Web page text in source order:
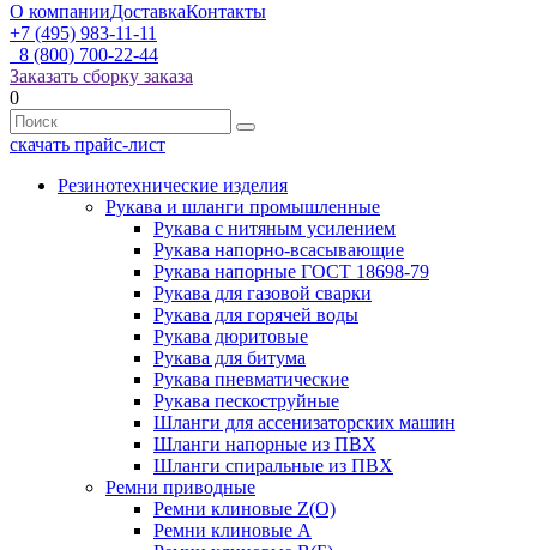
О компанииДоставкаКонтакты
+7 (495) 983-11-11
8 (800) 700-22-44
Заказать сборку заказа
0
скачать прайс-лист
Резинотехнические изделия
Рукава и шланги промышленные
Рукава с нитяным усилением
Рукава напорно-всасывающие
Рукава напорные ГОСТ 18698-79
Рукава для газовой сварки
Рукава для горячей воды
Рукава дюритовые
Рукава для битума
Рукава пневматические
Рукава пескоструйные
Шланги для ассенизаторских машин
Шланги напорные из ПВХ
Шланги спиральные из ПВХ
Ремни приводные
Ремни клиновые Z(О)
Ремни клиновые А